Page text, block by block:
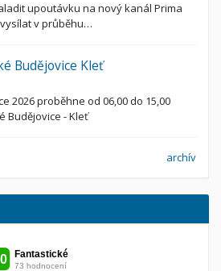
upoutávku na nový kanál Prima
v průběhu…
Budějovice Kleť
2026 proběhne od 06,00 do 15,00
Budějovice - Kleť
archív